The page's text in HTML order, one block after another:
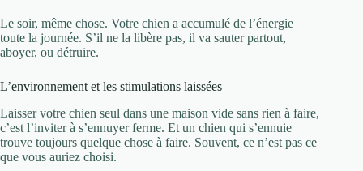
Le soir, même chose. Votre chien a accumulé de l’énergie
toute la journée. S’il ne la libère pas, il va sauter partout,
aboyer, ou détruire.
L’environnement et les stimulations laissées
Laisser votre chien seul dans une maison vide sans rien à faire,
c’est l’inviter à s’ennuyer ferme. Et un chien qui s’ennuie
trouve toujours quelque chose à faire. Souvent, ce n’est pas ce
que vous auriez choisi.